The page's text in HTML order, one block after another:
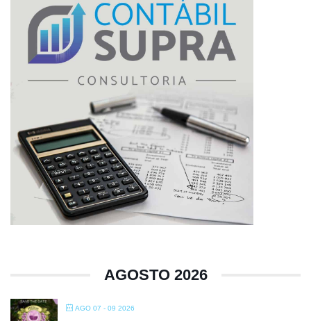
AGOSTO 2026
AGO 07 - 09 2026